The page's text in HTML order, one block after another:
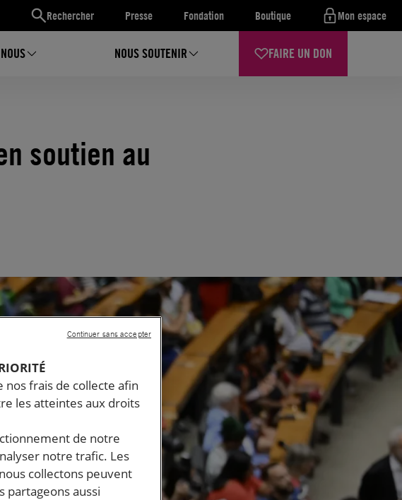
Rechercher Presse Fondation Boutique Mon espace
NOUS SOUTENIR FAIRE UN DON
soutien au
frais de collecte afin
les atteintes aux droits
de notre
notre trafic. Les
collectons peuvent
partageons aussi
Continuer sans accepter